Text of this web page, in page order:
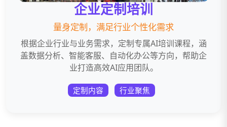
企业定制培训
量身定制，满足行业个性化需求
根据企业行业与业务需求，定制专属AI培训课程，涵
盖数据分析、智能客服、自动化办公等方向，帮助企
业打造高效AI应用团队。
定制内容 行业聚焦